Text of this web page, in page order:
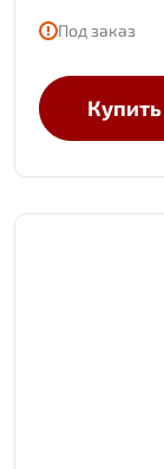
Под заказ
Купить